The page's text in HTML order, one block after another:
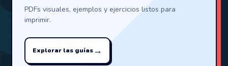
PDFs visuales, ejemplos y ejercicios listos para
imprimir.
Explorar las guías→